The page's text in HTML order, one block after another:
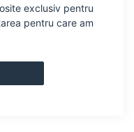
exclusiv pentru
pentru care am